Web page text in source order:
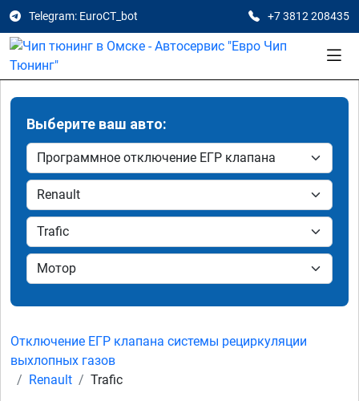
Telegram: EuroCT_bot +7 3812 208435
Выберите ваш авто:
Отключение ЕГР клапана системы рециркуляции
выхлопных газов
Renault
Trafic